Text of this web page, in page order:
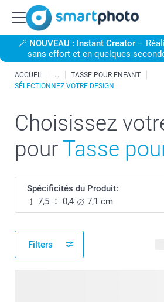
🪄 NOUVEAU : Instant Creator–
sans effort et en quelques
ACCUEIL
TASSE POUR ENFANT
SÉLECTIONNEZ VOTRE DESIGN
Choisissez
pour Tasse
Spécificités du Produit:
7,5
0,4 7,1 cm
Filters